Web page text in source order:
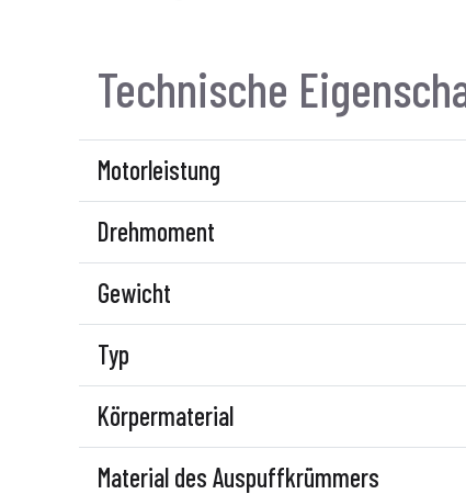
Technische
Motorleistung
Drehmoment
Gewicht
Typ
Körpermaterial
Material des Auspuffkrümmers